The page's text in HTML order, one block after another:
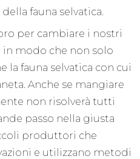
fauna selvatica.
per cambiare i nostri
modo che non solo
la fauna selvatica con cui
Anche se mangiare
non risolverà tutti
passo nella giusta
produttori che
e utilizzano metodi